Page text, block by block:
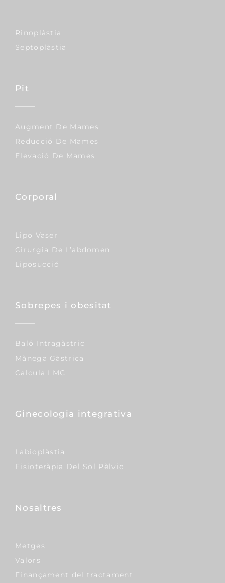
Rinoplàstia
Septoplàstia
Pit
Augment De Mames
Reducció De Mames
Elevació De Mames
Corporal
Lipo Vaser
Cirurgia De L’abdomen
Liposucció
Sobrepes i obesitat
Baló Intragàstric
Mànega Gàstrica
Calcula LMC
Ginecologia integrativa
Labioplàstia
Fisioteràpia Del Sòl Pèlvic
Nosaltres
Metges
Valors
Finançament del tractament